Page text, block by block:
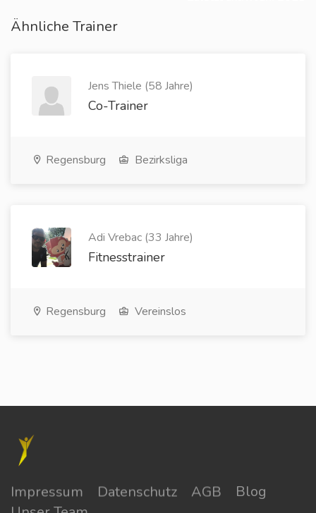
Ähnliche Trainer
Jens Thiele (58 Jahre)
Co-Trainer
Regensburg Bezirksliga
Adi Vrebac (33 Jahre)
Fitnesstrainer
Regensburg Vereinslos
Impressum Datenschutz AGB
Blog